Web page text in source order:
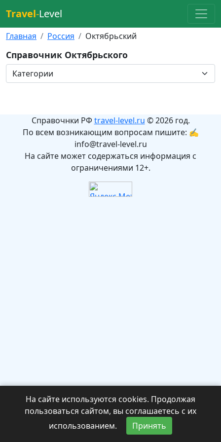
Travel-Level
Главная Россия Октябрьский
Справочник Октябрьского
Справочнки РФ travel-level.ru © 2026 год.
По всем возникающим вопросам пишите: ✍
info@travel-level.ru
На сайте может содержаться информация с
ограничениями 12+.
На сайте используются cookies. Продолжая
пользоваться сайтом, вы соглашаетесь с их
использованием.
Принять